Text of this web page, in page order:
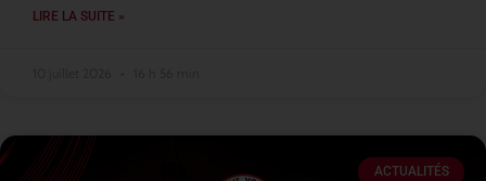
LIRE LA SUITE »
ACTUALITÉS